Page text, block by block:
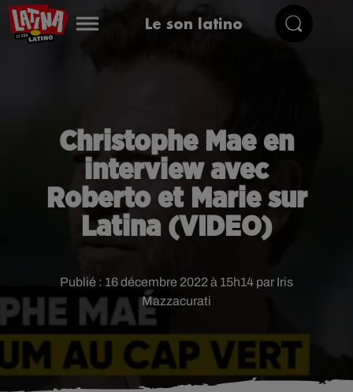
Le son latino
Christophe Mae en
interview avec
Roberto et Marie sur
Latina (VIDEO)
Publié : 16 décembre 2022 à 15h14 par Iris
Mazzacurati